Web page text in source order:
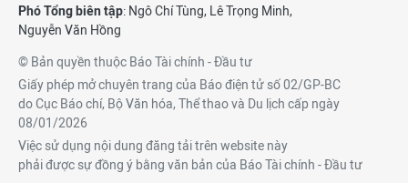
Phó Tổng biên tập: Ngô Chí Tùng, Lê Trọng Minh,
Nguyễn Văn Hồng
© Bản quyền thuộc Báo Tài chính - Đầu tư
Giấy phép mở chuyên trang của Báo điện tử số 02/GP-BC
do Cục Báo chí, Bộ Văn hóa, Thể thao và Du lịch cấp ngày
08/01/2026
Việc sử dụng nội dung đăng tải trên website này
phải được sự đồng ý bằng văn bản của Báo Tài chính - Đầu tư